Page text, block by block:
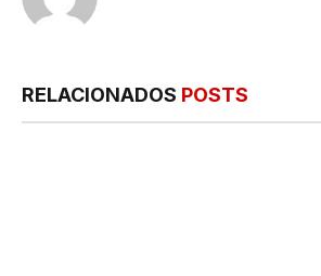
RELACIONADOS POSTS